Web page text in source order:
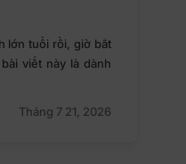
lớn tuổi rồi, giờ bắt
viết này là dành
Tháng 7 21, 2026